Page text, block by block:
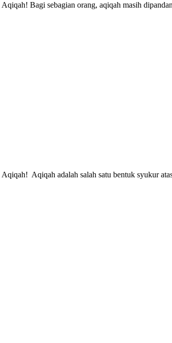
Bagi sebagian orang, aqiqah masih
Aqiqah adalah salah satu bentuk syukur